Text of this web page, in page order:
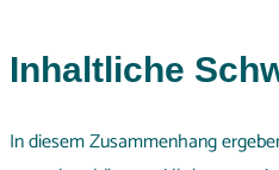
Inhaltliche
In diesem Zusammenhang